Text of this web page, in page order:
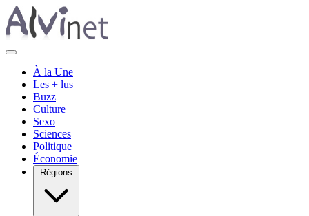
À la Une
Les + lus
Buzz
Culture
Sexo
Sciences
Politique
Économie
Régions